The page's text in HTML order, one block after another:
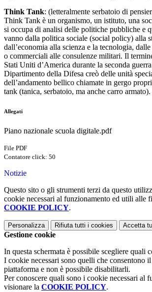
Think Tank: (letteralmente serbatoio di
Think Tank è un organismo, un istituto, una
si occupa di analisi delle politiche pubbliche e
vanno dalla politica sociale (social policy) alla
dall’economia alla scienza e la tecnologia,
o commerciali alle consulenze militari. Il
Stati Uniti d’America durante la seconda
Dipartimento della Difesa creò delle unità
dell’andamento bellico chiamate in gergo
tank (tanica, serbatoio, ma anche carro armato).
Allegati
Piano nazionale scuola digitale.pdf
File PDF
Contatore click: 50
Notizie
Questo sito o gli strumenti terzi da questo
cookie necessari al funzionamento ed utili alle
COOKIE POLICY.
Personalizza Rifiuta tutti i cookies Accetta
Gestione cookie
In questa schermata è possibile scegliere quali
I cookie necessari sono quelli che consentono
piattaforma e non è possibile disabilitarli.
Per conoscere quali sono i cookie necessari al
visionare la COOKIE POLICY.